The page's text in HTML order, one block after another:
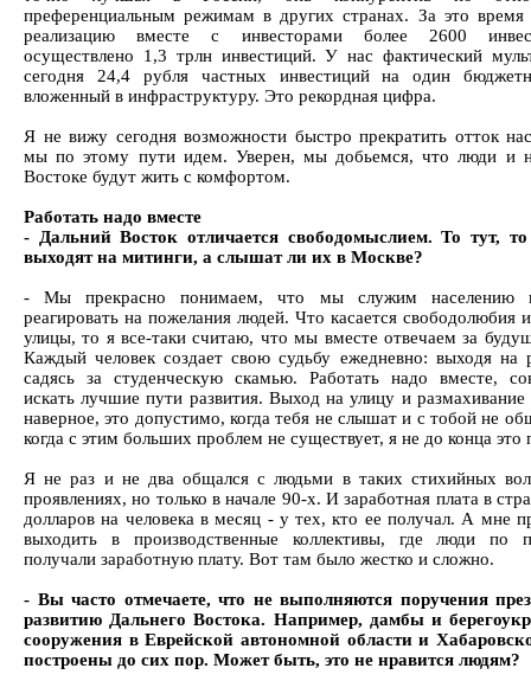
преференциальным режимам в других странах. За это
реализацию вместе с инвесторами более 2600
осуществлено 1,3 трлн инвестиций. У нас фактический
сегодня 24,4 рубля частных инвестиций на один
вложенный в инфраструктуру. Это рекордная цифра.
Я не вижу сегодня возможности быстро прекратить отток
мы по этому пути идем. Уверен, мы добьемся, что люди и
Востоке будут жить с комфортом.
Работать надо вместе
- Дальний Восток отличается свободомыслием. То тут,
выходят на митинги, а слышат ли их в Москве?
- Мы прекрасно понимаем, что мы служим населению
реагировать на пожелания людей. Что касается свободолюбия
улицы, то я все-таки считаю, что мы вместе отвечаем за
Каждый человек создает свою судьбу ежедневно: выходя на
садясь за студенческую скамью. Работать надо вместе,
искать лучшие пути развития. Выход на улицу и размахивание
наверное, это допустимо, когда тебя не слышат и с тобой не
когда с этим больших проблем не существует, я не до конца
Я не раз и не два общался с людьми в таких стихийных
проявлениях, но только в начале 90-х. И заработная плата в
долларов на человека в месяц - у тех, кто ее получал. А мне
выходить в производственные коллективы, где люди по
получали заработную плату. Вот там было жестко и сложно.
- Вы часто отмечаете, что не выполняются поручения
развитию Дальнего Востока. Например, дамбы и
сооружения в Еврейской автономной области и
построены до сих пор. Может быть, это не нравится людям?